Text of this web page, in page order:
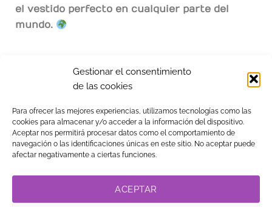
Gestionar el consentimiento
de las cookies
Para ofrecer las mejores experiencias, utilizamos tecnologías como las
cookies para almacenar y/o acceder a la información del dispositivo.
Aceptar nos permitirá procesar datos como el comportamiento de
navegación o las identificaciones únicas en este sitio. No aceptar puede
afectar negativamente a ciertas funciones.
ACEPTAR
el vestido perfecto en cualquier parte del
mundo.
¡Vive la experiencia Vestidos 15!
TIENDA BLOG GUÍA DE COMPRA CONTACTO
COOKIES
PRIVACIDAD
TRABAJA CON NOSOTROS
LINK DE AFILIADOS